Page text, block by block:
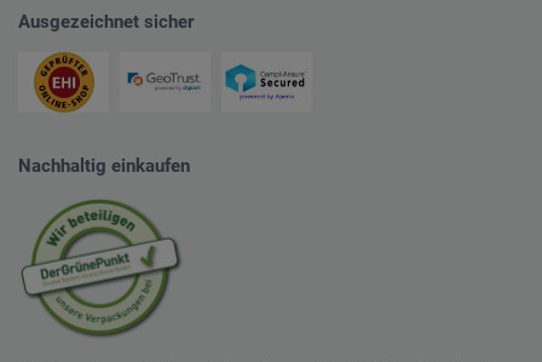
Ausgezeichnet sicher
Nachhaltig einkaufen